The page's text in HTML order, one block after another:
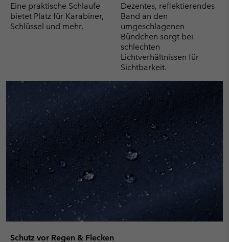
Eine praktische Schlaufe
bietet Platz für Karabiner,
Schlüssel und mehr.
Dezentes, reflektierendes
Band an den
umgeschlagenen
Bündchen sorgt bei
schlechten
Lichtverhältnissen für
Sichtbarkeit.
Schutz vor Regen & Flecken